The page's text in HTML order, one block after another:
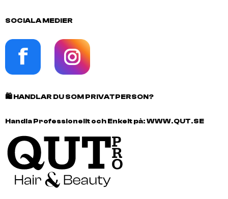
SOCIALA MEDIER
🛍️HANDLAR DU SOM PRIVATPERSON?
Handla Professionellt och Enkelt på:WWW.QUT.SE